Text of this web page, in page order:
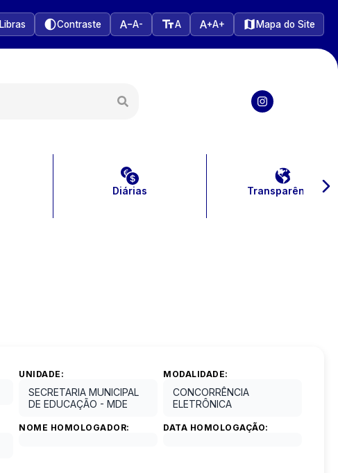
Libras Contraste A- A A+ Mapa do Site
Diárias Transparência
UNIDADE:
SECRETARIA MUNICIPAL
DE EDUCAÇÃO - MDE
MODALIDADE:
CONCORRÊNCIA
ELETRÔNICA
NOME HOMOLOGADOR: DATA HOMOLOGAÇÃO: